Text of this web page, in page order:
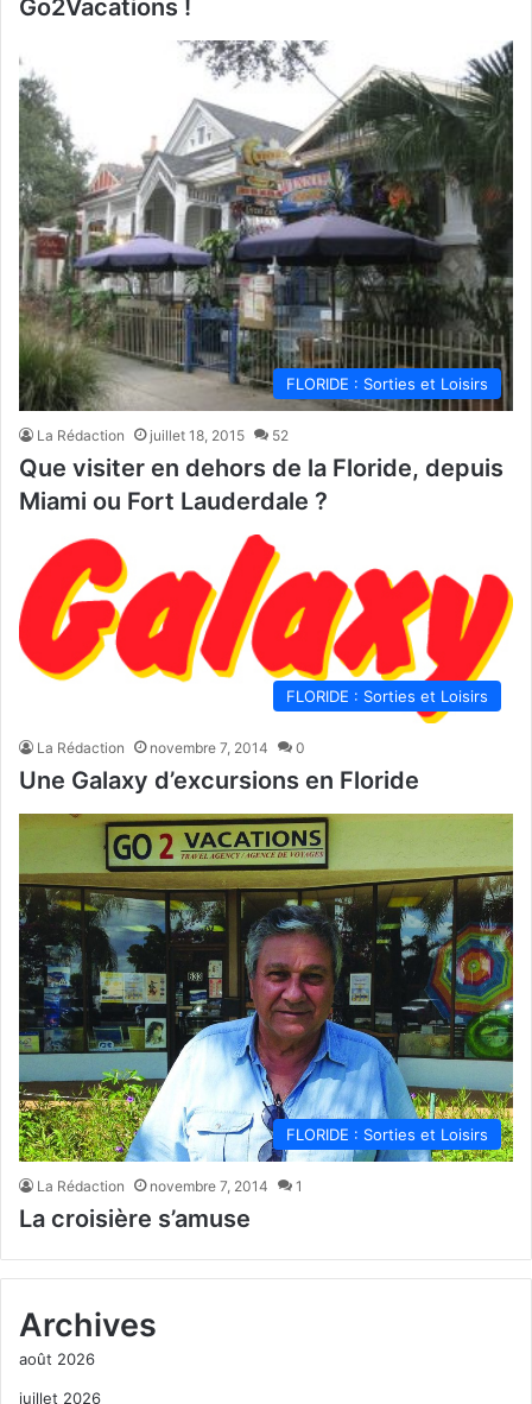
Go2Vacations !
FLORIDE : Sorties et Loisirs
La Rédaction juillet 18, 2015 52
Que visiter en dehors de la Floride, depuis
Miami ou Fort Lauderdale ?
FLORIDE : Sorties et Loisirs
La Rédaction novembre 7, 2014 0
Une Galaxy d’excursions en Floride
FLORIDE : Sorties et Loisirs
La Rédaction novembre 7, 2014 1
La croisière s’amuse
Archives
août 2026
juillet 2026